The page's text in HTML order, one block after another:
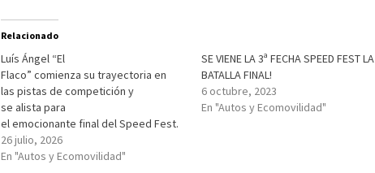
Relacionado
Luís Ángel “El
Flaco” comienza su trayectoria en
las pistas de competición y
se alista para
el emocionante final del Speed Fest.
26 julio, 2026
En "Autos y Ecomovilidad"
SE VIENE LA 3ª FECHA SPEED FEST LA
BATALLA FINAL!
6 octubre, 2023
En "Autos y Ecomovilidad"